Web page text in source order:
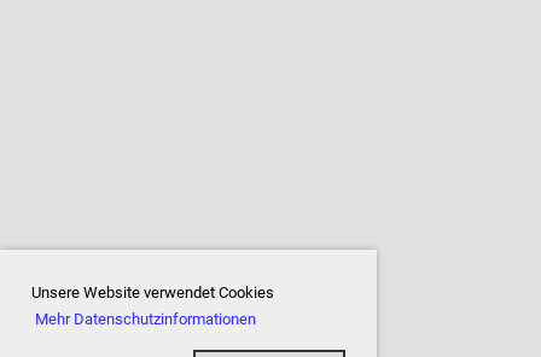
Unsere Website verwendet Cookies
Mehr Datenschutzinformationen